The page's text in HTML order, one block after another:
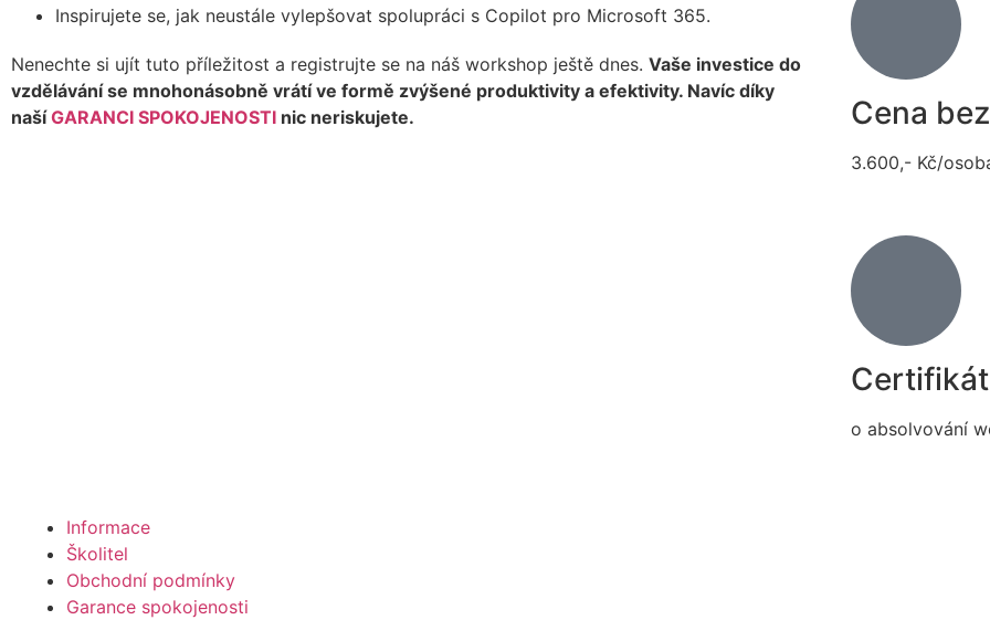
Inspirujete se, jak neustále vylepšovat spolupráci s Copilot pro Microsoft 365.
Nenechte si ujít tuto příležitost a registrujte se na náš workshop ještě dnes. Vaše investice do
vzdělávání se mnohonásobně vrátí ve formě zvýšené produktivity a efektivity. Navíc díky
našíGARANCI SPOKOJENOSTI nic neriskujete. Cena
3.600,- Kč/
Certifikát
o absolvování
Informace
Školitel
Obchodní podmínky
Garance spokojenosti